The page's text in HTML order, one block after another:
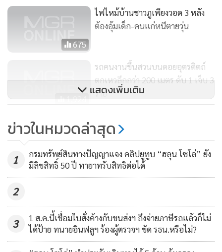
675
ไฟไหม้บ้านชาวภูเพียงวอด 3 หลัง
ต้องอุ้มเด็ก-คนแก่หนีตายวุ่น
1,924
รถคนงานขึ้นสวนบนดอยอุตรดิตถ์
ตกเหวลึกกว่า 200 เมตร ดับ 1 เจ็บ 3
ราย
2,621
บ้านช่วย “คุณตา” พิการ ไฟคลอก
แสดงเพิ่มเติม
ข่าวในหมวดล่าสุด
1
กรมทรัพย์สินทางปัญญาแจง คลิปยูทูบ “ฮลุน โซโล่” ยัง
มีลิขสิทธิ์ 50 ปี ทายาทรับสิทธิต่อได้
2
3
1 ส.ค.นี้เชื่อมใบสั่งค้างกับขนส่งฯ ถึงจ่ายภาษีรถแล้วก็ไม่
ได้ป้าย ทนายอินฟลูฯ ร้องผู้ตรวจฯ ขัด รธน.หรือไม่?